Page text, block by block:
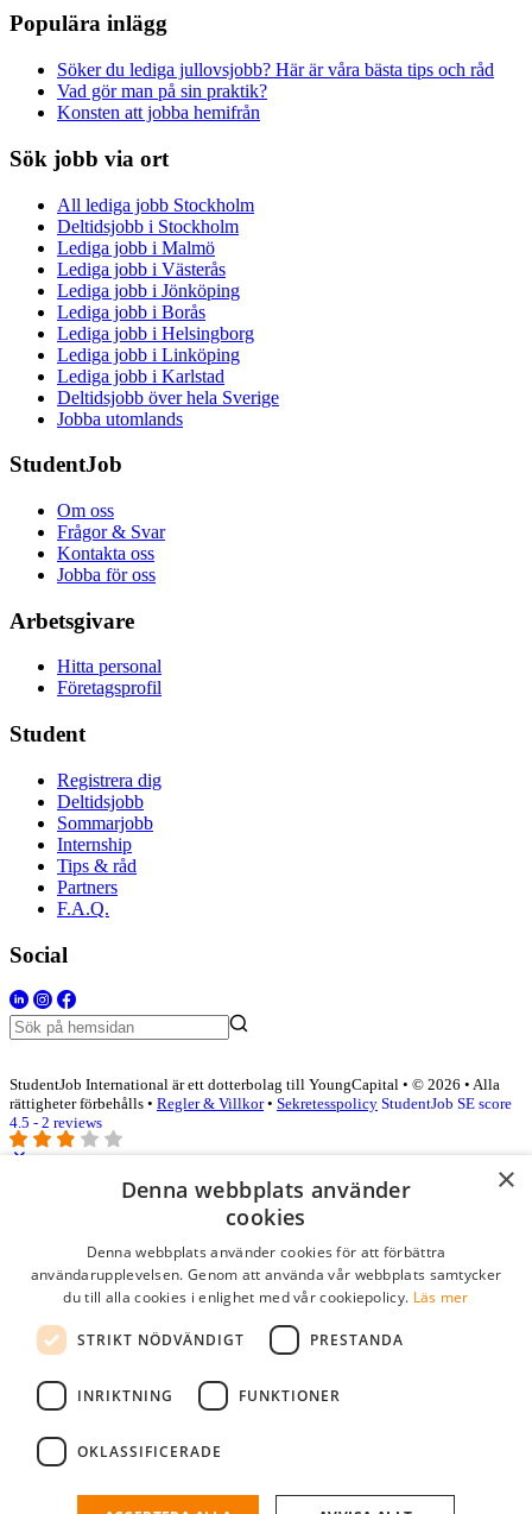
Populära inlägg
Söker du lediga jullovsjobb? Här är våra bästa tips och råd
Vad gör man på sin praktik?
Konsten att jobba hemifrån
Sök jobb via ort
All lediga jobb Stockholm
Deltidsjobb i Stockholm
Lediga jobb i Malmö
Lediga jobb i Västerås
Lediga jobb i Jönköping
Lediga jobb i Borås
Lediga jobb i Helsingborg
Lediga jobb i Linköping
Lediga jobb i Karlstad
Deltidsjobb över hela Sverige
Jobba utomlands
StudentJob
Om oss
Frågor & Svar
Kontakta oss
Jobba för oss
Arbetsgivare
Hitta personal
Företagsprofil
Student
Registrera dig
Deltidsjobb
Sommarjobb
Internship
Tips & råd
Partners
F.A.Q.
Social
StudentJob International är ett dotterbolag till YoungCapital • © 2026 • Alla
rättigheter förbehålls • Regler & Villkor• Sekretesspolicy StudentJob SE score
4.5 - 2 reviews
Logga in som företag
Lösenord
kom ihåg mig
logga in
Kostnadsfri företagsprofil
och söka efter passande kandidater till ditt företag.
×
Denna webbplats använder
cookies
Denna webbplats använder cookies för att förbättra
användarupplevelsen. Genom att använda vår webbplats samtycker
du till alla cookies i enlighet med vår cookiepolicy. Läs mer
STRIKT NÖDVÄNDIGT PRESTANDA
INRIKTNING FUNKTIONER
OKLASSIFICERADE